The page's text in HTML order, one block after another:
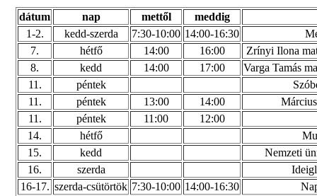
dátum nap mettől
meddig
1-2.
kedd-szerda 7:30-10:00 14:00-16:30
7.
hétfő 14:00 16:00
Zrínyi Ilona
8.
kedd 14:00 17:00
Varga Tamás
11.
péntek
11.
péntek 13:00 14:00
11.
péntek 11:00
12:00
14.
hétfő
15.
kedd
Nemzeti
16.
szerda
16-17. szerda-csütörtök 7:30-10:00 14:00-16:30